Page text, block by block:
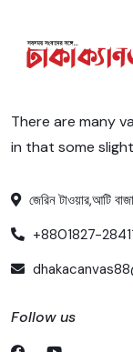
There are many
in that some
জেরিন টাওয়ার,আটি
+8801827-
Follow us